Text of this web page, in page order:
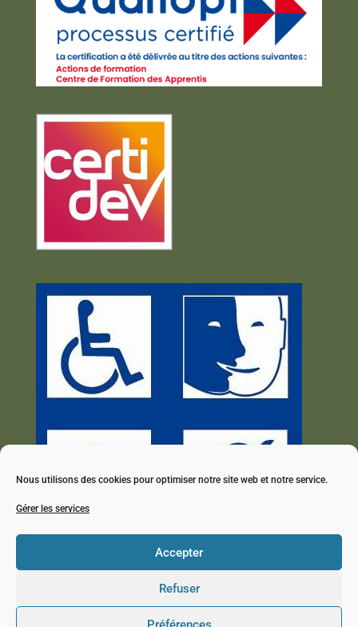
Nous utilisons des cookies pour optimiser notre site web et notre service.
Gérer les services
Accepter
Refuser